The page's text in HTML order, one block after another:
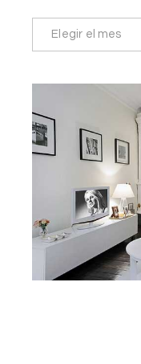
Elegir el mes